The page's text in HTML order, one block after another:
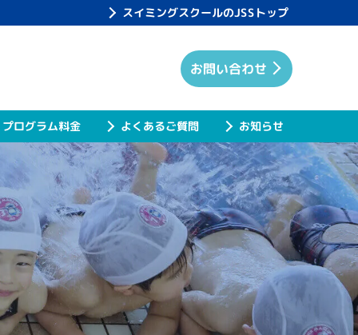
スイミングスクールのJSSトップ
プログラム料金 よくあるご質問 お知らせ
お問い合わせ